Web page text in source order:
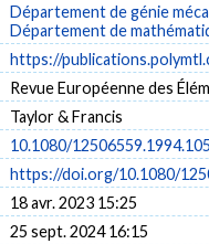
Département de génie
Département de
https://
Revue Européenne des
Taylor & Francis
10.1080/
https://doi.org/10.1080/
18 avr. 2023 15:25
25 sept. 2024 16:15